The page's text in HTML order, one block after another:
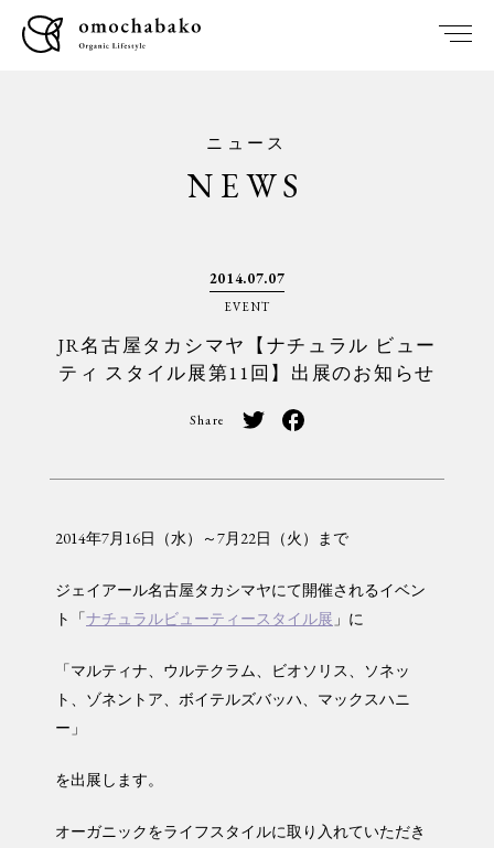
ニュース
NEWS
2014.07.07
EVENT
JR名古屋タカシマヤ【ナチュラル ビュー
ティ スタイル展第11回】出展のお知らせ
Share
2014年7月16日（水）～7月22日（火）まで
ジェイアール名古屋タカシマヤにて開催されるイベン
ト「ナチュラルビューティースタイル展 」に
「マルティナ、ウルテクラム、ビオソリス、ソネッ
ト、ゾネントア、ボイテルズバッハ、マックスハニ
ー」
を出展します。
オーガニックをライフスタイルに取り入れていただき